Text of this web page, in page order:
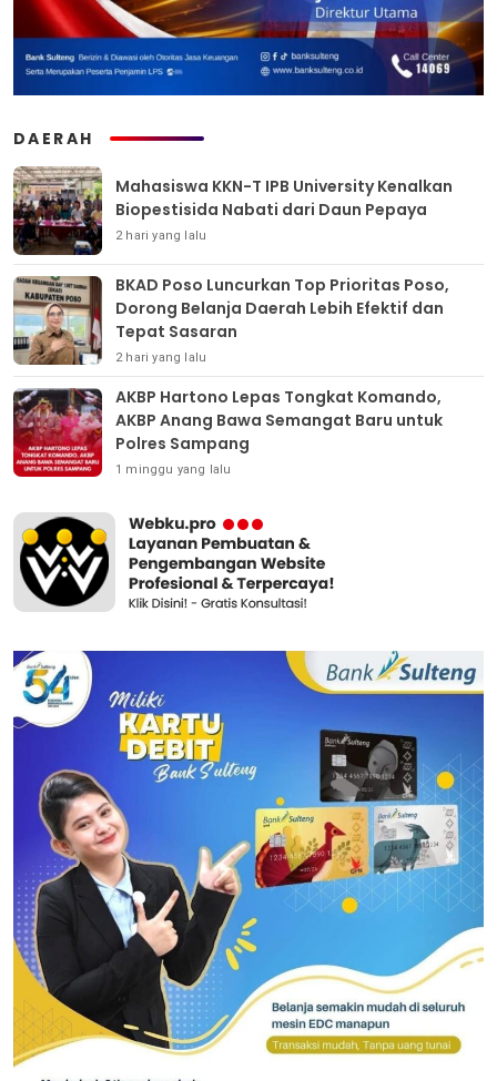
DAERAH
Mahasiswa KKN-T IPB University Kenalkan
Biopestisida Nabati dari Daun Pepaya
2 hari yang lalu
BKAD Poso Luncurkan Top Prioritas Poso,
Dorong Belanja Daerah Lebih Efektif dan
Tepat Sasaran
2 hari yang lalu
AKBP Hartono Lepas Tongkat Komando,
AKBP Anang Bawa Semangat Baru untuk
Polres Sampang
1 minggu yang lalu